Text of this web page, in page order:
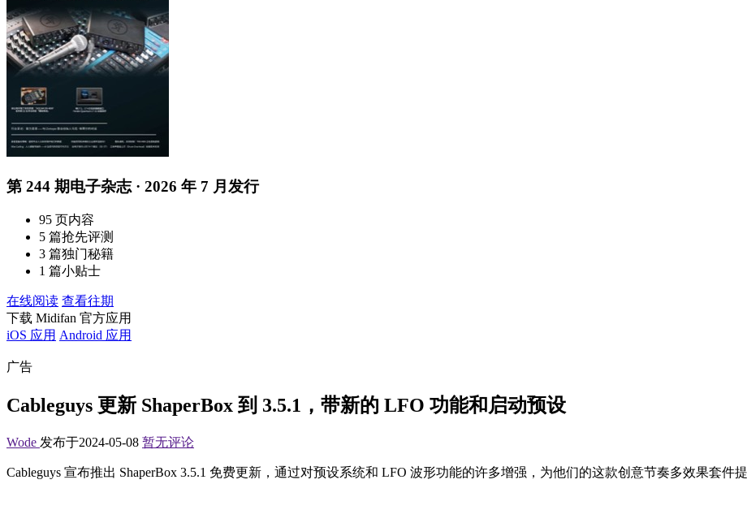
第 244 期电子杂志 · 2026 年 7 月发行
95 页内容
5 篇抢先评测
3 篇独门秘籍
1 篇小贴士
在线阅读 查看往期
下载 Midifan 官方应用
iOS 应用 Android 应用
广告
Cableguys 更新 ShaperBox 到 3.5.1，带新的 LFO 功能和启动预设
Wode 发布于2024-05-08 暂无评论
Cableguys 宣布推出 ShaperBox 3.5.1 免费更新，通过对预设系统和 LFO 波形功能的许多增强，为他们的这款创意节奏多效果套件